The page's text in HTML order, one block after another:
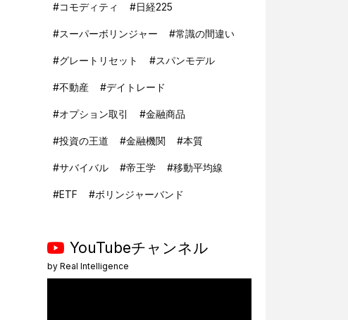
#コモディティ #日経225
#スーパーボリンジャー #常識の間違い
#グレートリセット #スパンモデル
#不動産 #デイトレード
#オプション取引 #金融商品
#投資の王道 #金融機関 #本質
#サバイバル #帝王学 #移動平均線
#ETF #ボリンジャーバンド
YouTubeチャンネル
by Real Intelligence